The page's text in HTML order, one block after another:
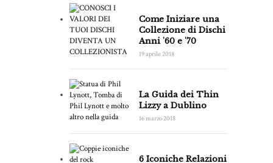
Come Iniziare una
Collezione di Dischi
Anni '60 e '70
19 aprile 2018
La Guida dei Thin
Lizzy a Dublino
16 marzo 2018
6 Iconiche Relazioni